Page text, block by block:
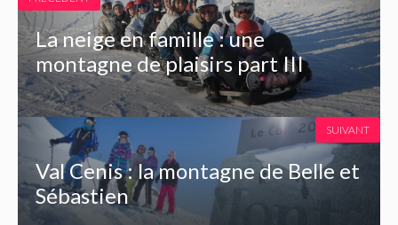
La neige en famille : une
montagne de plaisirs part III
Val Cenis : la montagne de Belle et
Sébastien
SUIVANT